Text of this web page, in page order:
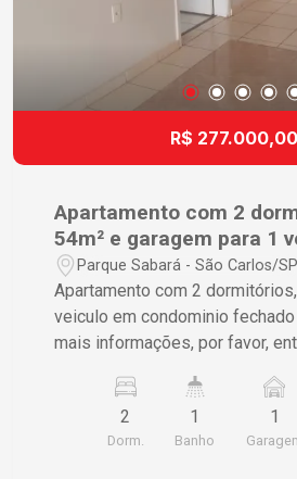
R$
Apartamento com 2
54m² e garagem para 1
Parque Sabará - São Carlos/SP
Apartamento com 2
veiculo em condominio fechado
mais informações, por favor,
2
Dorm.
1
Banho
1